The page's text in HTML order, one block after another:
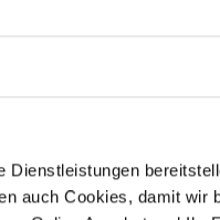
auch Cookies, damit wir